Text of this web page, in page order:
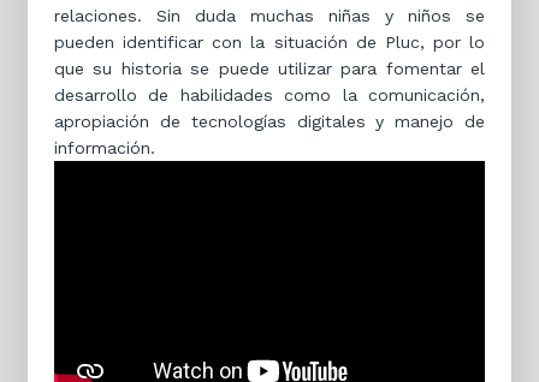
relaciones. Sin duda muchas niñas y niños se
pueden identificar con la situación de Pluc, por lo
que su historia se puede utilizar para fomentar el
desarrollo de habilidades como la comunicación,
apropiación de tecnologías digitales y manejo de
información.